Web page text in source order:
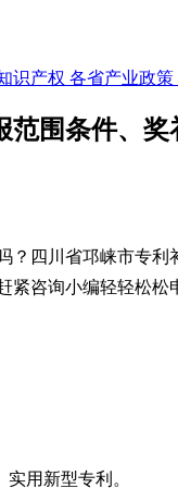
识产权 各省产业政策
范围条件、奖
？四川省邛崃市专
紧咨询小编轻轻松松
用新型专利。